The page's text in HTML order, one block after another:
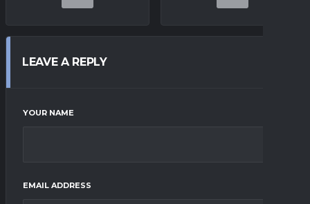
LEAVE A REPLY
YOUR NAME
EMAIL ADDRESS